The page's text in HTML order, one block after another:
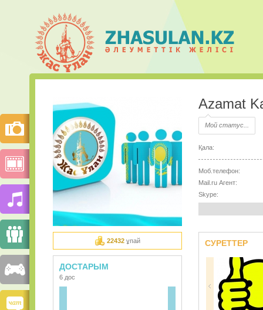
Azamat
Мой статус...
Қала:
Моб.телефон:
Mail.ru Агент:
Skype:
22432ұпай
ДОСТАРЫМ
6 дос
СУРЕТТЕР